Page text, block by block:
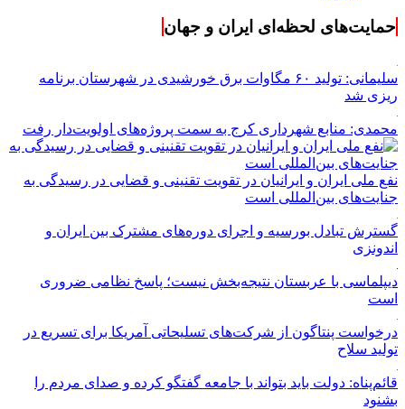
حمایت‌های لحظه‌ای ایران و جهان
سلیمانی: تولید ۶۰ مگاوات برق خورشیدی در شهرستان برنامه
ریزی شد
محمدی: منابع شهرداری کرج به سمت پروژه‌های اولویت‌دار رفت
نفع ملی ایران و ایرانیان در تقویت تقنینی و قضایی در رسیدگی به
جنایت‌های بین‌المللی است
گسترش تبادل بورسیه و اجرای دوره‌های مشترک بین ایران و
اندونزی
دیپلماسی با عربستان نتیجه‌بخش نیست؛ پاسخ نظامی ضروری
است
درخواست پنتاگون از شرکت‌های تسلیحاتی آمریکا برای تسریع در
تولید سلاح
قائم‌پناه: دولت باید بتواند با جامعه گفتگو کرده و صدای مردم را
بشنود